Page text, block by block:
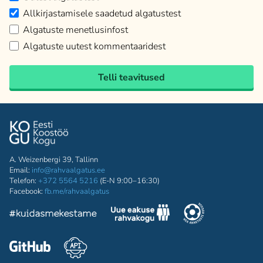
Allkirjastamisele saadetud algatustest
Algatuste menetlusinfost
Algatuste uutest kommentaaridest
Telli teavitused
A. Weizenbergi 39, Tallinn
Email: info@rahvaalgatus.ee
Telefon: +372 5564 5216 (E-N 9:00–16:30)
Facebook: fb.me/rahvaalgatus